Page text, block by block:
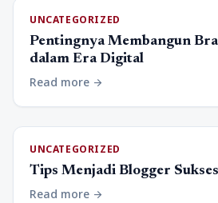
UNCATEGORIZED
Pentingnya Membangun
dalam Era Digital
Read more arrow_forward
UNCATEGORIZED
Tips Menjadi Blogger
Read more arrow_forward